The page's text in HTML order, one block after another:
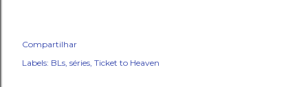
Compartilhar
Labels: BLs séries Ticket to Heaven